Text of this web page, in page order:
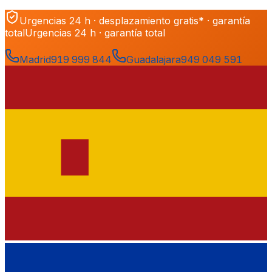
Urgencias 24 h · desplazamiento gratis* · garantía
totalUrgencias 24 h · garantía total
Madrid919 999 844 Guadalajara949 049 591